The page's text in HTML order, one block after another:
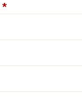
*Obligatoriskt